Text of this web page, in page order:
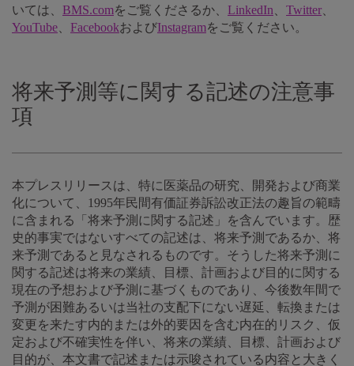
いては、 BMS.comをご覧くださるか、 LinkedIn Twitter
YouTube
FacebookおよびInstagramをご覧ください。
将来予測等に関する記述の注意事
項
本プレスリリースは、特に医薬品の研究、開発および商業
化について、1995年民間有価証券訴訟改正法の趣旨の範疇
に含まれる「将来予測に関する記述」を含んでいます。歴
史的事実ではないすべての記述は、将来予測であるか、将
来予測であると見なされるものです。そうした将来予測に
関する記述は将来の業績、目標、計画および目的に関する
現在の予想および予測に基づくものであり、今後数年間で
予測が困難あるいは当社の支配下にない遅延、転換または
変更を来たす内的または外的要因を含む内在的リスク、仮
定および不確実性を伴い、将来の業績、目標、計画および
目的が、本文書で記述または示唆されている内容と大きく